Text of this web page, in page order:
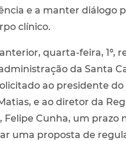
e a manter diálogo
clínico.
quarta-feira, 1º,
da Santa
ao presidente do
e ao diretor da
Felipe Cunha, um prazo
uma proposta de